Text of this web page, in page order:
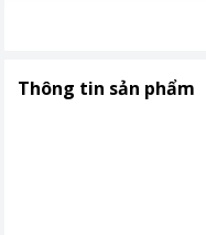
Thông tin sản phẩm